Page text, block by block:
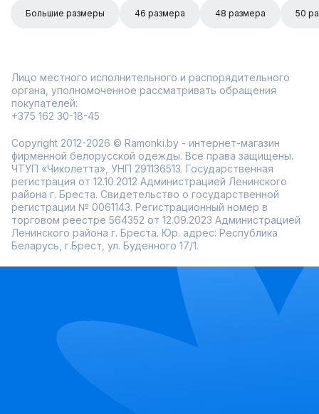
Большие размеры 46 размера 48 размера 50
Лицо местного исполнительного и распорядительного
органа, уполномоченное рассматривать обращения
покупателей:
+375 162 30-18-45
Copyright 2012-2026 © Ramonki.by - интернет-магазин
фирменной белорусской одежды. Все права защищены.
ЧТУП «Чиколетта», УНП 291136513. Государственная
регистрация от 12.10.2012 Администрацией Ленинского
района г. Бреста. Свидетельство о государственной
регистрации № 0061143. Регистрационный номер в
торговом реестре 564352 от 12.09.2023 Администрацией
Ленинского района г. Бреста. Юр. адрес: Республика
Беларусь, г.Брест, ул. Буденного 17/1.